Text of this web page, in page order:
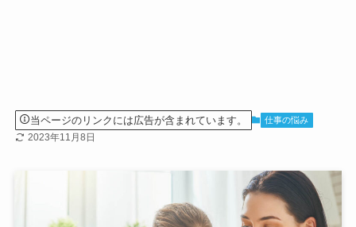
当ページのリンクには広告が含まれています。 仕事の悩み
2023年11月8日